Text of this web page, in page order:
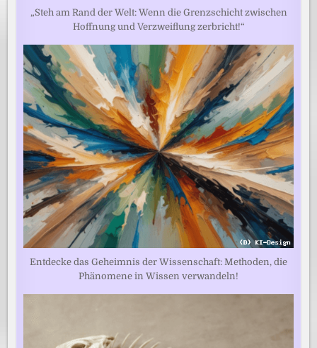
„Steh am Rand der Welt: Wenn die Grenzschicht zwischen
Hoffnung und Verzweiflung zerbricht!“
Entdecke das Geheimnis der Wissenschaft: Methoden, die
Phänomene in Wissen verwandeln!